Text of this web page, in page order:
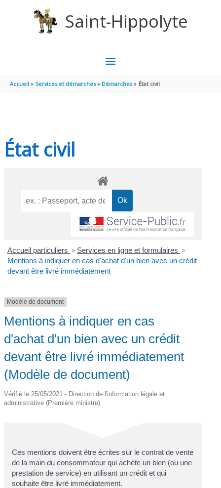
Saint-Hippolyte
MENU
PRINCIPAL
Accueil Services et démarches Démarches État civil
État civil
Accueil particuliers > Services en ligne et formulaires >
Mentions à indiquer en cas d'achat d'un bien avec un crédit
devant être livré immédiatement
Modèle de document
Mentions à indiquer en cas
d'achat d'un bien avec un crédit
devant être livré immédiatement
(Modèle de document)
Vérifié le 25/05/2021 - Direction de l'information légale et
administrative (Première ministre)
Ces mentions doivent être écrites sur le contrat de vente
de la main du consommateur qui achète un bien (ou une
prestation de service) en utilisant un crédit et qui
souhaite être livré immédiatement.